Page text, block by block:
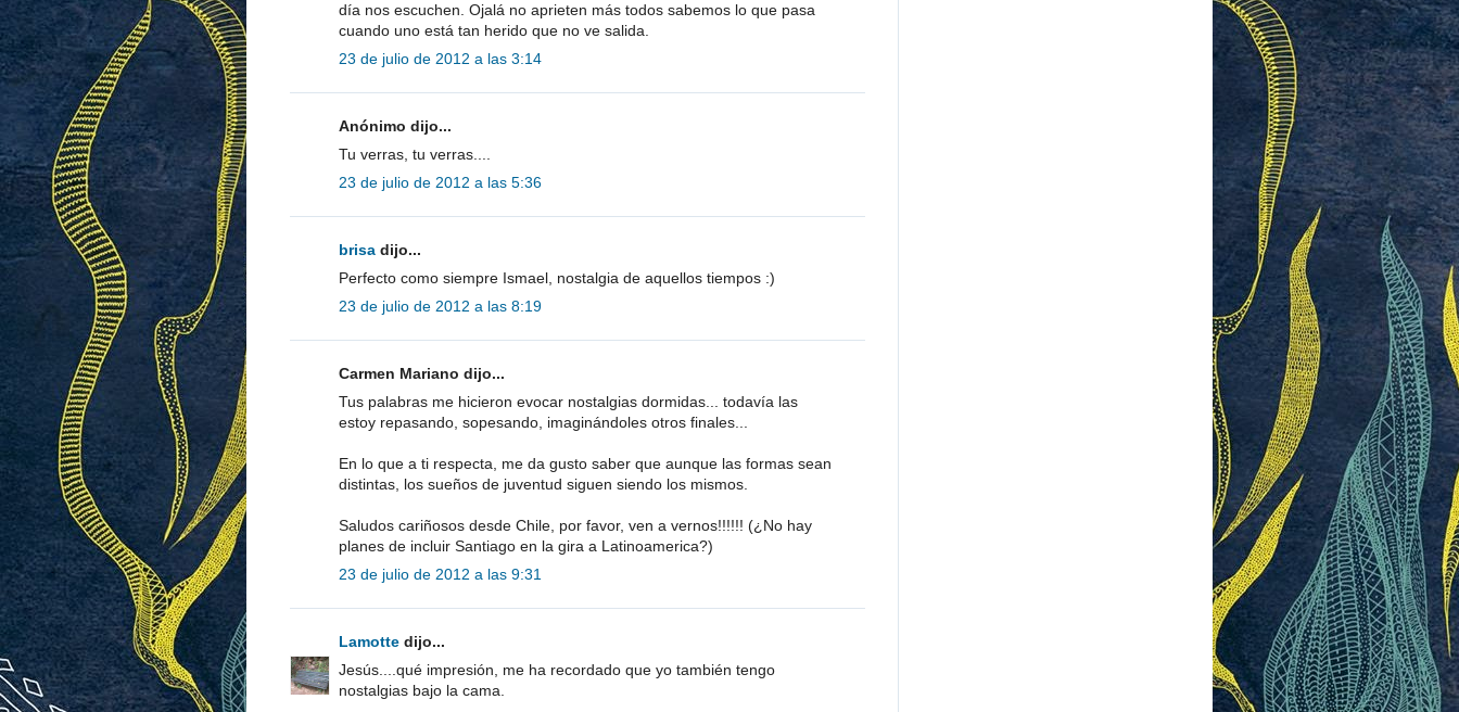
día nos escuchen. Ojalá no aprieten más todos sabemos lo que pasa
cuando uno está tan herido que no ve salida.
23 de julio de 2012 a las 3:14
Anónimo dijo...
Tu verras, tu verras....
23 de julio de 2012 a las 5:36
brisa dijo...
Perfecto como siempre Ismael, nostalgia de aquellos tiempos :)
23 de julio de 2012 a las 8:19
Carmen Mariano dijo...
Tus palabras me hicieron evocar nostalgias dormidas... todavía las
estoy repasando, sopesando, imaginándoles otros finales...
En lo que a ti respecta, me da gusto saber que aunque las formas sean
distintas, los sueños de juventud siguen siendo los mismos.
Saludos cariñosos desde Chile, por favor, ven a vernos!!!!!! (¿No hay
planes de incluir Santiago en la gira a Latinoamerica?)
23 de julio de 2012 a las 9:31
Lamotte dijo...
Jesús....qué impresión, me ha recordado que yo también tengo
nostalgias bajo la cama.